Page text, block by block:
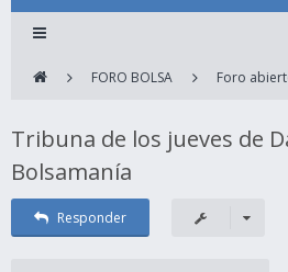
FORO BOLSA Foro
Tribuna de los jueves de
Bolsamanía
Responder